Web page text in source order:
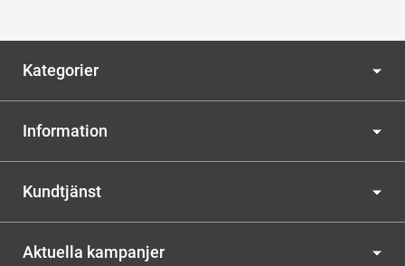
Kategorier
Information
Kundtjänst
Aktuella kampanjer